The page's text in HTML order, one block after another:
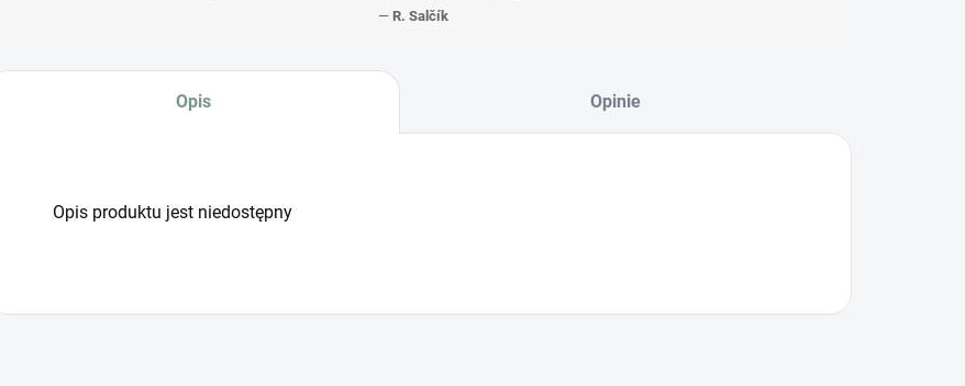
— R. Salčík
Opis Opinie
Opis produktu jest niedostępny